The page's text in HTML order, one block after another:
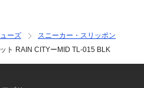
ーボトムにより前方への自然な
エネルギーで効率よく軽やかに
ーズ
スニーカー・スリッポン
ト RAIN CITYーMID TL-015 BLK